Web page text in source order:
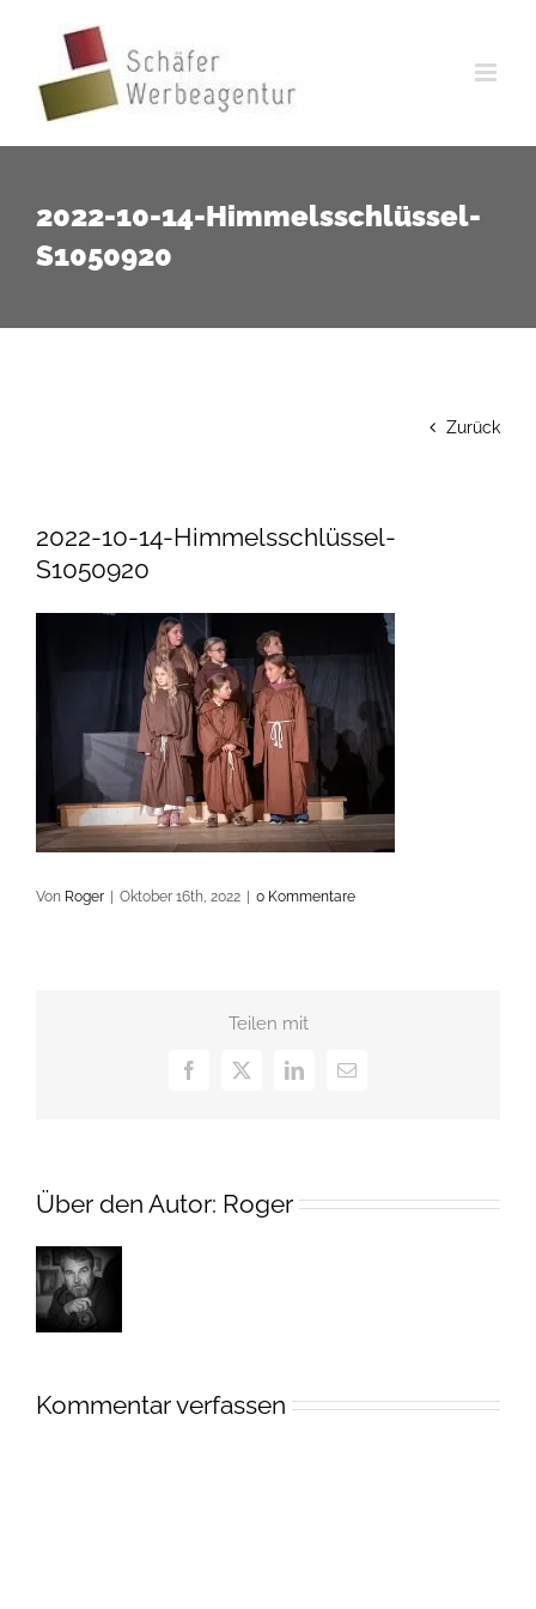
springen
2022-10-14-Himmelsschlüssel-
S1050920
Zurück
2022-10-14-Himmelsschlüssel-
S1050920
Von Roger Oktober 16th, 2022 0 Kommentare
Teilen mit
Facebook
X LinkedIn
E-
Über den Autor: Roger
Kommentar verfassen